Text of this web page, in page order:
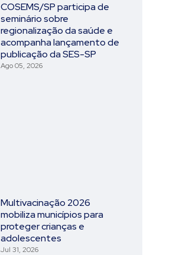
COSEMS/SP participa de
seminário sobre
regionalização da saúde e
acompanha lançamento de
publicação da SES-SP
Ago 05, 2026
Multivacinação 2026
mobiliza municípios para
proteger crianças e
adolescentes
Jul 31, 2026